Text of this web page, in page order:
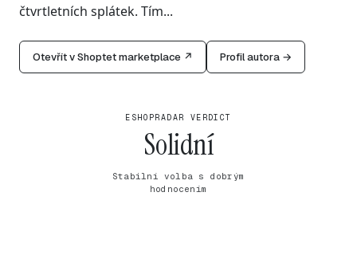
čtvrtletních splátek. Tím...
Otevřít v Shoptet marketplace ↗ Profil autora →
ESHOPRADAR VERDICT
Solidní
Stabilní volba s dobrým
hodnocením